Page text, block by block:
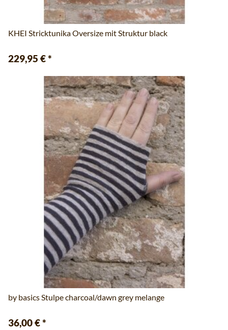
KHEI Stricktunika Oversize mit Struktur black
229,95 €*
by basics Stulpe charcoal/dawn grey melange
36,00 €*